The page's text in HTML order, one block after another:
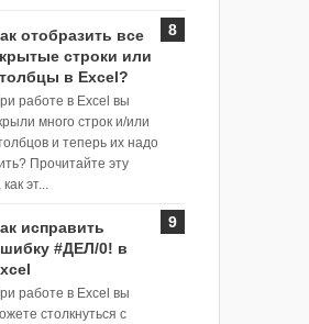
отобразить все
строки или
в Excel?
работе в Excel вы
много строк и/или
и теперь их надо
Прочитайте эту
эт...
исправить
#ДЕЛ/0! в
работе в Excel вы
столкнуться с